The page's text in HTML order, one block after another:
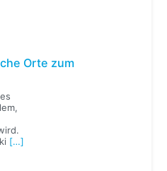
Orte zum
[…]